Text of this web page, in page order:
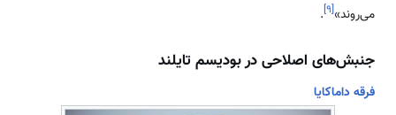
می‌روند»[۹]
.
جنبش‌های اصلاحی در بودیسم تایلند
فرقه داماکایا